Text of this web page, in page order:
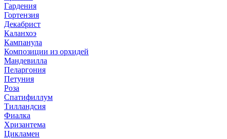
Гардения
Гортензия
Декабрист
Каланхоэ
Кампанула
Композиции из орхидей
Мандевилла
Пеларгония
Петуния
Роза
Спатифиллум
Тилландсия
Фиалка
Хризантема
Цикламен